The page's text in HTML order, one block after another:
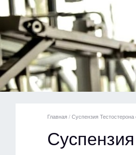
Главная / Суспензия